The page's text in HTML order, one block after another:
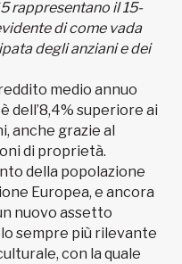
rappresentano il 15-
di come vada
degli anziani e dei
medio annuo
dell’8,4% superiore ai
anche grazie al
di proprietà.
della popolazione
Europea, e ancora
nuovo assetto
sempre più rilevante
con la quale